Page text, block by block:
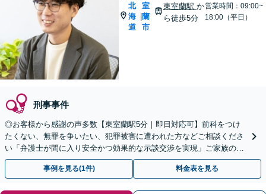
北
海
道
室
蘭
市
東室蘭駅 か
ら徒歩5分
営業時間：09:00~
18:00（平日）
刑事事件
◎お客様から感謝の声多数【東室蘭駅5分｜即日対応可】前科をつけ
たくない、無罪を争いたい、犯罪被害に遭われた方などご相談くださ
い「弁護士が間に入り安全かつ効果的な示談交渉を実現」ご家族の方
へ／逮捕の連絡を受けたらすぐにご連絡を【夜間相談可】
事例を見る(1件) 料金表を見る